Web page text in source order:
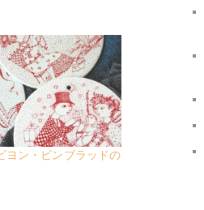
ヨン・ビンブラッドの